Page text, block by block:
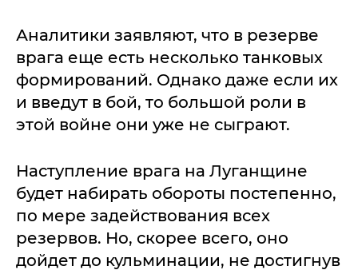
Аналитики заявляют, что в резерве
врага еще есть несколько танковых
формирований. Однако даже если их
и введут в бой, то большой роли в
этой войне они уже не сыграют.
Наступление врага на Луганщине
будет набирать обороты постепенно,
по мере задействования всех
резервов. Но, скорее всего, оно
дойдет до кульминации, не достигнув